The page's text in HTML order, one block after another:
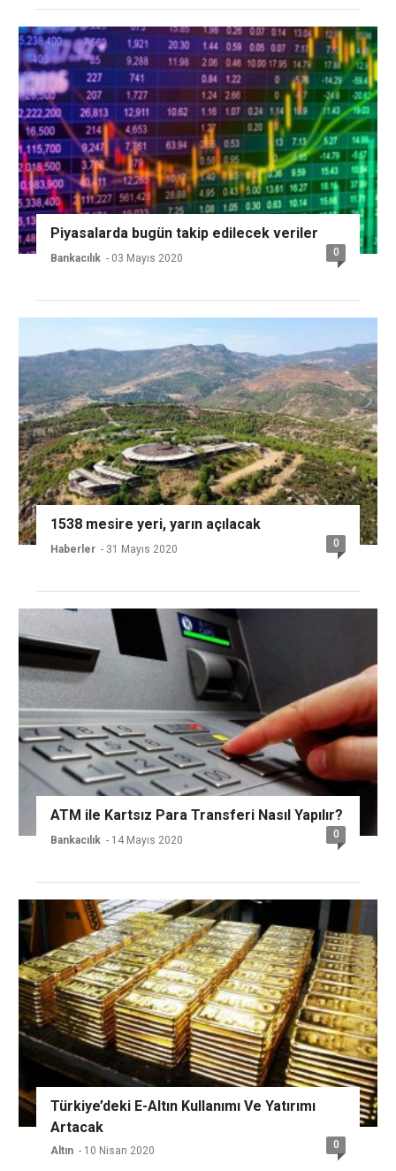
Piyasalarda bugün takip edilecek veriler
Bankacılık - 03 Mayıs 2020 0
1538 mesire yeri, yarın açılacak
Haberler - 31 Mayıs 2020 0
ATM ile Kartsız Para Transferi Nasıl Yapılır?
Bankacılık - 14 Mayıs 2020 0
Türkiye’deki E-Altın Kullanımı Ve Yatırımı
Artacak
Altın - 10 Nisan 2020 0